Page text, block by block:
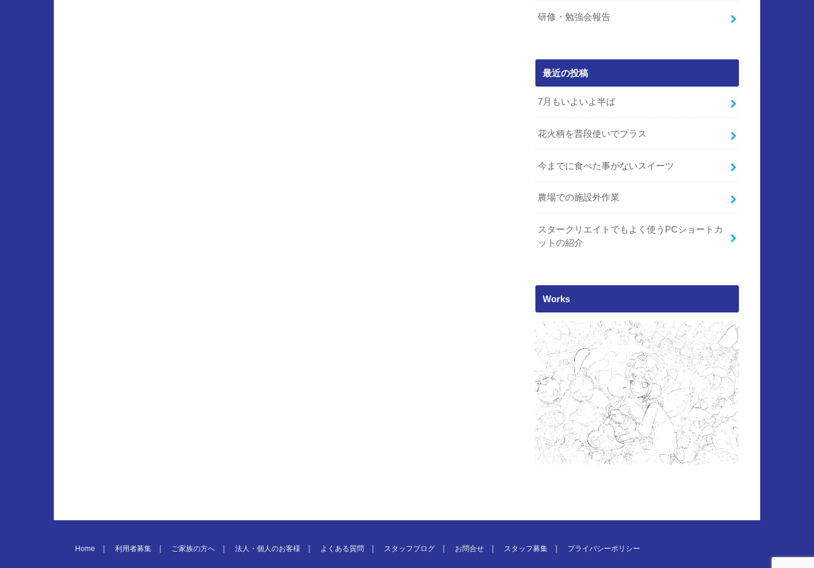
研修・勉強会報告
最近の投稿
7月もいよいよ半ば
花火柄を普段使いでプラス
今までに食べた事がないスイーツ
農場での施設外作業
スタークリエイトでもよく使うPCショートカ
ットの紹介
Works
Home 利用者募集 ご家族の方へ 法人・個人のお客様 よくある質問 スタッフブログ お問合せ スタッフ募集 プライバシーポリシー